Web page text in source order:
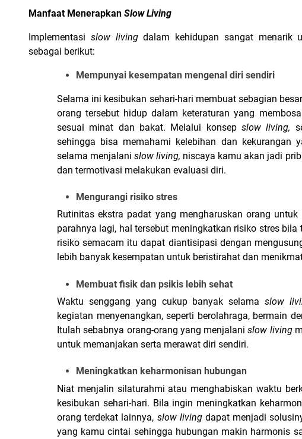
Manfaat Menerapkan Slow Living
Implementasi slow living dalam kehidupan sangat menarik
sebagai berikut:
Mempunyai kesempatan mengenal diri sendiri
Selama ini kesibukan sehari-hari membuat sebagian
orang tersebut hidup dalam keteraturan yang
sesuai minat dan bakat. Melalui konsep slow living,
sehingga bisa memahami kelebihan dan
selama menjalani slow living, niscaya kamu akan jadi
dan termotivasi melakukan evaluasi diri.
Mengurangi risiko stres
Rutinitas ekstra padat yang mengharuskan orang
parahnya lagi, hal tersebut meningkatkan risiko stres
risiko semacam itu dapat diantisipasi dengan
lebih banyak kesempatan untuk beristirahat dan
Membuat fisik dan psikis lebih sehat
Waktu senggang yang cukup banyak selama slow
kegiatan menyenangkan, seperti berolahraga, bermain
Itulah sebabnya orang-orang yang menjalani slow living
untuk memanjakan serta merawat diri sendiri.
Meningkatkan keharmonisan hubungan
Niat menjalin silaturahmi atau menghabiskan waktu
kesibukan sehari-hari. Bila ingin meningkatkan
orang terdekat lainnya, slow living dapat menjadi
yang kamu cintai sehingga hubungan makin harmonis